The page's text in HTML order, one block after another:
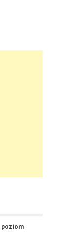
poziom